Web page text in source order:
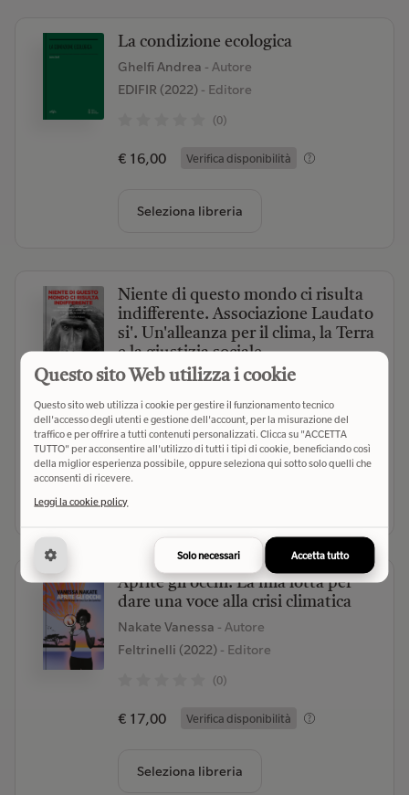
La condizione ecologica
Ghelfi Andrea - Autore
EDIFIR (2022)- Editore
(0)
€ 16,00 Verifica disponibilità
Seleziona libreria
Niente di questo mondo ci risulta
indifferente. Associazione Laudato
si'. Un'alleanza per il clima, la Terra
e la giustizia sociale
Edizioni Interno4 (2020)- Editore
(0)
€ 15,00 Verifica disponibilità
Aprite gli occhi. La mia lotta per
dare una voce alla crisi climatica
Nakate Vanessa - Autore
Feltrinelli (2022)- Editore
(0)
€ 17,00 Verifica disponibilità
Seleziona libreria
Questo sito Web utilizza i cookie
Questo sito web utilizza i cookie per gestire il funzionamento tecnico
dell'accesso degli utenti e gestione dell'account, per la misurazione del
traffico e per offrire a tutti contenuti personalizzati. Clicca su "ACCETTA
TUTTO" per acconsentire all'utilizzo di tutti i tipi di cookie, beneficiando così
della miglior esperienza possibile, oppure seleziona qui sotto solo quelli che
acconsenti di ricevere.
Leggi la cookie policy
Solo necessari Accetta tutto